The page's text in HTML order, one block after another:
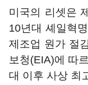
미국의 리셋은
10년대 셰일혁
제조업 원가 절
보청(EIA)에 따
대 이후 사상 최